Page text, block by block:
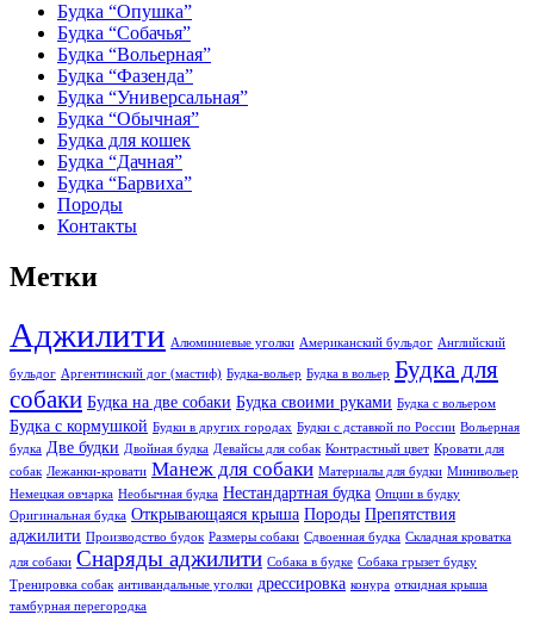
Будка “Опушка”
Будка “Собачья”
Будка “Вольерная”
Будка “Фазенда”
Будка “Универсальная”
Будка “Обычная”
Будка для кошек
Будка “Дачная”
Будка “Барвиха”
Породы
Контакты
Метки
Аджилити Алюминиевые уголки Американский бульдог Английский
бульдог Аргентинский дог (мастиф) Будка-вольер Будка в вольер Будка для
собаки Будка на две собаки Будка своими руками Будка с вольером
Будка с кормушкой Будки в других городах Будки с дставкой по России Вольерная
будка Две будки Двойная будка Девайсы для собак Контрастный цвет Кровати для
собак Лежанки-кровати Манеж для собаки Материалы для будки Минивольер
Немецкая овчарка Необычная будка Нестандартная будка Опции в будку
Оригинальная будка Открывающаяся крыша Породы Препятствия
аджилити Производство будок Размеры собаки Сдвоенная будка Складная кроватка
для собаки Снаряды аджилити Собака в будке Собака грызет будку
Тренировка собак антивандальные уголки дрессировка конура откидная крыша
тамбурная перегородка